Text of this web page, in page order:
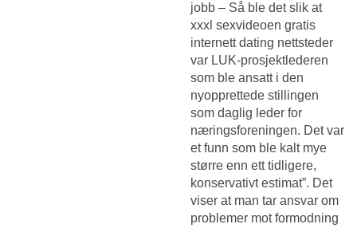
jobb – Så ble det slik at
xxxl sexvideoen gratis
internett dating nettsteder
var LUK-prosjektlederen
som ble ansatt i den
nyopprettede stillingen
som daglig leder for
næringsforeningen. Det var
et funn som ble kalt mye
større enn ett tidligere,
konservativt estimat”. Det
viser at man tar ansvar om
problemer mot formodning